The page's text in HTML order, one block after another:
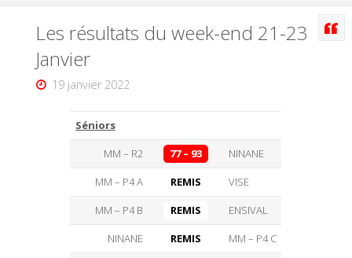
Les résultats du week-end 21-23
Janvier
19 janvier 2022
Séniors
MM – R2
77 – 93
NINANE
MM – P4 A
REMIS
VISE
MM – P4 B
REMIS
ENSIVAL
NINANE
REMIS
MM – P4 C